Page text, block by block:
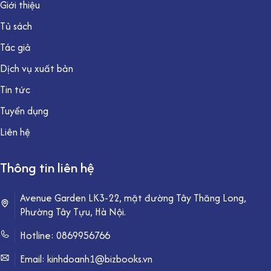
Giới thiệu
Tủ sách
Tác giả
Dịch vụ xuất bản
Tin tức
Tuyển dụng
Liên hệ
Thông tin liên hệ
Avenue Garden LK3-22, mặt đường Tây Thăng Long,
Phường Tây Tựu, Hà Nội.
Hotline: 0869956766
Email: kinhdoanh1@bizbooks.vn